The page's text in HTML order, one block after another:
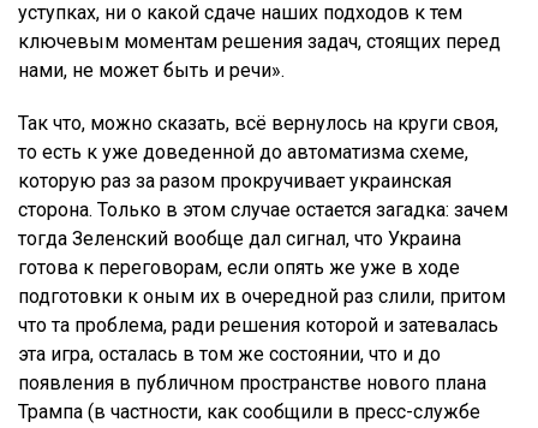
уступках, ни о какой сдаче наших подходов к тем
ключевым моментам решения задач, стоящих перед
нами, не может быть и речи».
Так что, можно сказать, всё вернулось на круги своя,
то есть к уже доведенной до автоматизма схеме,
которую раз за разом прокручивает украинская
сторона. Только в этом случае остается загадка: зачем
тогда Зеленский вообще дал сигнал, что Украина
готова к переговорам, если опять же уже в ходе
подготовки к оным их в очередной раз слили, притом
что та проблема, ради решения которой и затевалась
эта игра, осталась в том же состоянии, что и до
появления в публичном пространстве нового плана
Трампа (в частности, как сообщили в пресс-службе